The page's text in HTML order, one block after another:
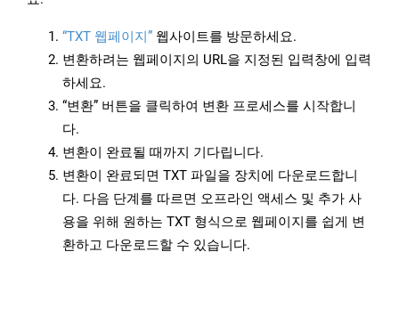
“TXT 웹페이지” 웹사이트를 방문하세요.
변환하려는 웹페이지의 URL을 지정된 입력창에 입력
하세요.
“변환” 버튼을 클릭하여 변환 프로세스를 시작합니
다.
변환이 완료될 때까지 기다립니다.
변환이 완료되면 TXT 파일을 장치에 다운로드합니
다. 다음 단계를 따르면 오프라인 액세스 및 추가 사
용을 위해 원하는 TXT 형식으로 웹페이지를 쉽게 변
환하고 다운로드할 수 있습니다.